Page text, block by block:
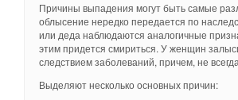
Причины выпадения могут быть самые
облысение нередко передается по
или деда наблюдаются аналогичные
этим придется смириться. У женщин
следствием заболеваний, причем, не
Выделяют несколько основных причин: